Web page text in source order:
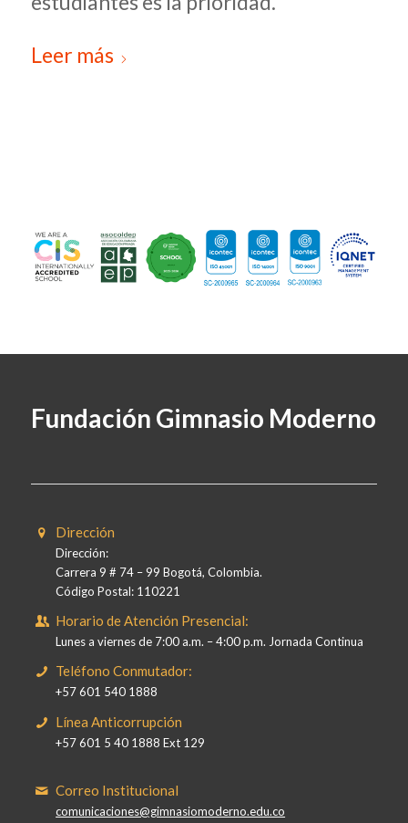
Leer más
Fundación Gimnasio Moderno
Dirección
Dirección:
Carrera 9 # 74 – 99 Bogotá, Colombia.
Código Postal: 110221
Horario de Atención Presencial:
Lunes a viernes de 7:00 a.m. – 4:00 p.m. Jornada Continua
Teléfono Conmutador:
+57 601 540 1888
Línea Anticorrupción
+57 601 5 40 1888 Ext 129
Correo Institucional
comunicaciones@gimnasiomoderno.edu.co